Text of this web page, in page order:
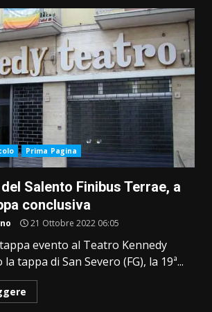
Prima Pagina
Salento Finibus Terrae, a
conclusiva
21 Ottobre 2022 06:05
evento al Teatro Kennedy
la tappa di San Severo (FG), la 19ª...